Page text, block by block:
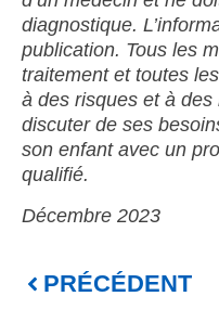
diagnostique.
publication. Tous les
traitement et toutes
à des risques et à
discuter de ses
son enfant avec un
qualifié.
Décembre 2023
PRÉCÉDENT